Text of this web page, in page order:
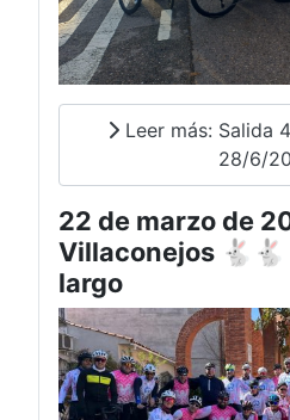
Leer más: Salida
28/6/
22 de marzo de
Villaconejos
largo